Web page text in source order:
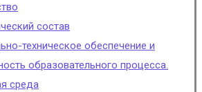
состав
техническое обеспечение и
образовательного процесса.
среда